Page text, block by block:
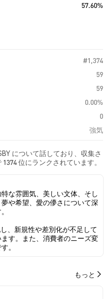
57.60%
#1,374
59
59
0.00%
0
強気
について話しており、収集さ
位にランクされています。
に関するニュース記事が
29.47% のツイートが強気の
弱気の感情を示しました。
して中立的でした。 これらの
いています。
な雰囲気、美しい文体、そし
や希望、愛の儚さについて深
、新規性や差別化が不足して
す。また、消費者のニーズ変
。
もっと